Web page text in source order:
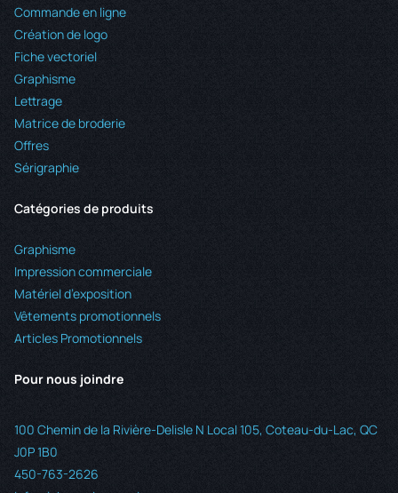
Commande en ligne
Création de logo
Fiche vectoriel
Graphisme
Lettrage
Matrice de broderie
Offres
Sérigraphie
Catégories de produits
Graphisme
Impression commerciale
Matériel d’exposition
Vêtements promotionnels
Articles Promotionnels
Pour nous joindre
100 Chemin de la Rivière-Delisle N Local 105, Coteau-du-Lac, QC
J0P 1B0
450-763-2626